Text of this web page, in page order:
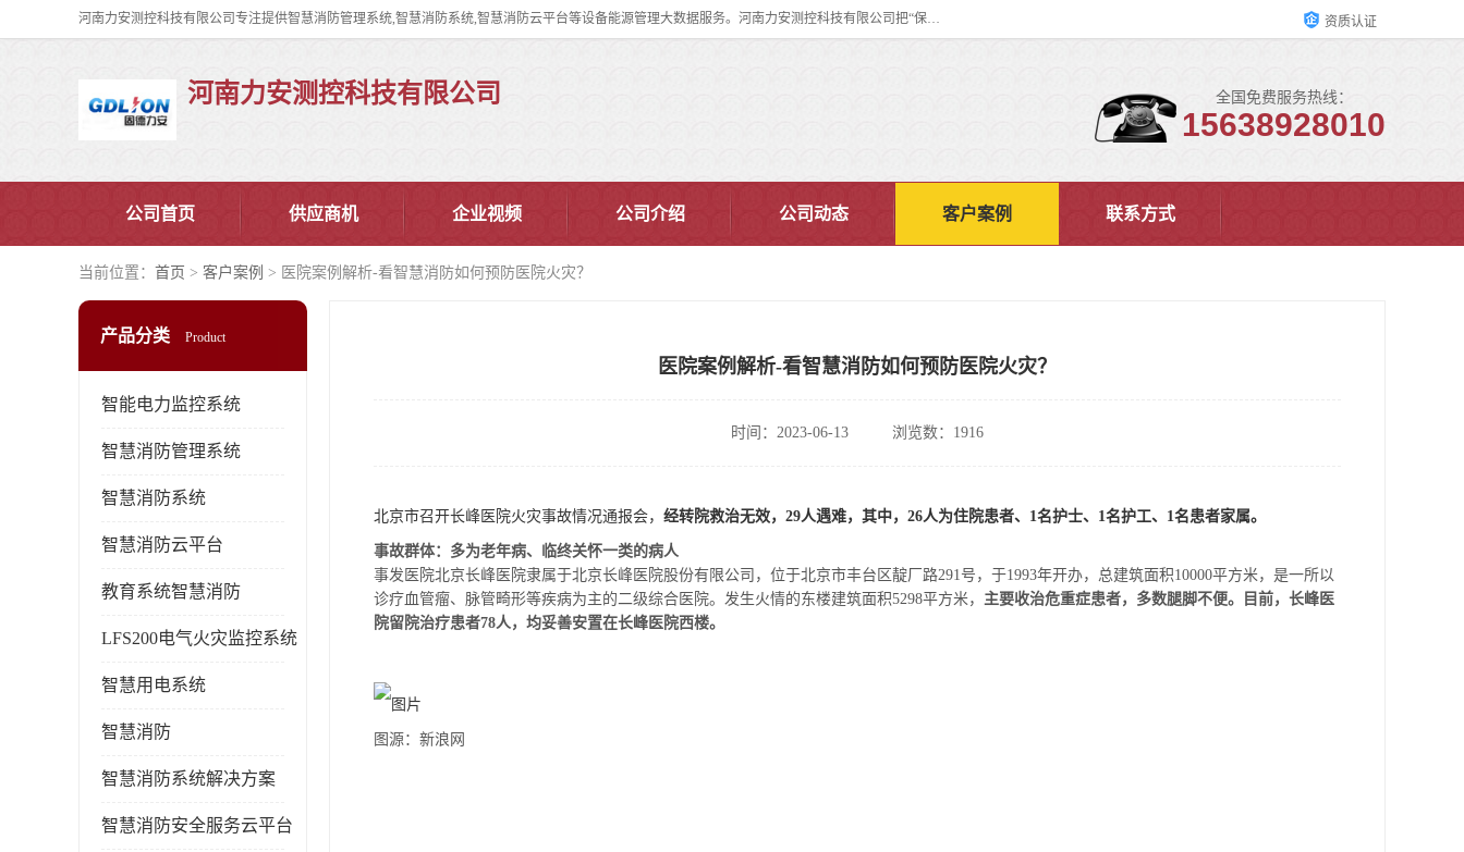
河南力安测控科技有限公司专注提供智慧消防管理系统,智慧消防系统,智慧消防云平台等设备能源管理大数据服务。河南力安测控科技有限公司把“保障设备运行安全可控,让设备管理变得简单”确定为力安的历史使命。 资质认证
河南力安测控科技有限公司 全国免费服务热线：
15638928010
公司首页 供应商机 企业视频 公司介绍 公司动态 客户案例 联系方式
当前位置： 首页 > 客户案例 > 医院案例解析-看智慧消防如何预防医院火灾？
产品分类 Product
智能电力监控系统
智慧消防管理系统
智慧消防系统
智慧消防云平台
教育系统智慧消防
LFS200电气火灾监控系统
智慧用电系统
智慧消防
智慧消防系统解决方案
智慧消防安全服务云平台
医院案例解析-看智慧消防如何预防医院火灾？
时间：2023-06-13 浏览数：1916
北京市召开长峰医院火灾事故情况通报会， 经转院救治无效，29人遇难，其中，26人为住院患者、1名护士、1名护工、1名患者家属。
事故群体： 多为老年病、临终关怀一类的病人
事发医院北京长峰医院隶属于北京长峰医院股份有限公司，位于北京市丰台区靛厂路291号，于1993年开办，总建筑面积10000平方米，是一所以
诊疗血管瘤、脉管畸形等疾病为主的二级综合医院。发生火情的东楼建筑面积5298平方米， 主要收治危重症患者，多数腿脚不便。目前，长峰医
院留院治疗患者78人，均妥善安置在长峰医院西楼。
图源：新浪网